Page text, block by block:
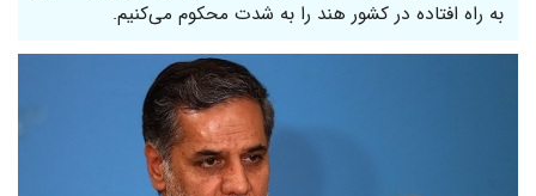
به راه افتاده در کشور هند را به شدت محکوم می‌کنیم.